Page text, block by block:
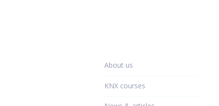
About us
KNX courses